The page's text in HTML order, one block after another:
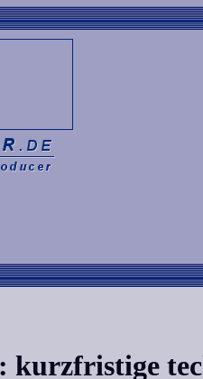
kurzfristige